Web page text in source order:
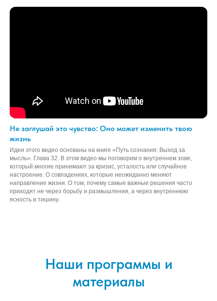
Не заглушай это чувство: Оно может изменить твою
жизнь
Идеи этого видео основаны на книге «Путь сознания: Выход за
мысль». Глава 32. В этом видео мы поговорим о внутреннем зове,
который многие принимают за кризис, усталость или случайное
настроение. О совпадениях, которые неожиданно меняют
направление жизни. О том, почему самые важные решения часто
приходят не через борьбу и размышления, а через внутреннюю
ясность и тишину.
Наши программы и
материалы